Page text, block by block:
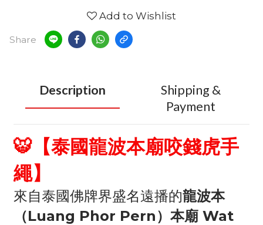
Add to Wishlist
Share
Description
Shipping &
Payment
🐯【泰國龍波本廟咬錢虎手
繩】
來自泰國佛牌界盛名遠播的龍波本
（Luang Phor Pern）本廟 Wat